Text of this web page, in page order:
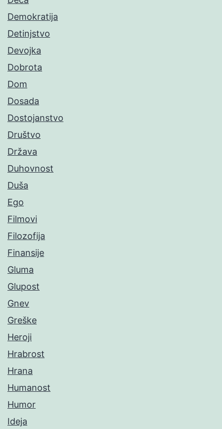
Demokratija
Detinjstvo
Devojka
Dobrota
Dom
Dosada
Dostojanstvo
Društvo
Država
Duhovnost
Duša
Ego
Filmovi
Filozofija
Finansije
Gluma
Glupost
Gnev
Greške
Heroji
Hrabrost
Hrana
Humanost
Humor
Ideja